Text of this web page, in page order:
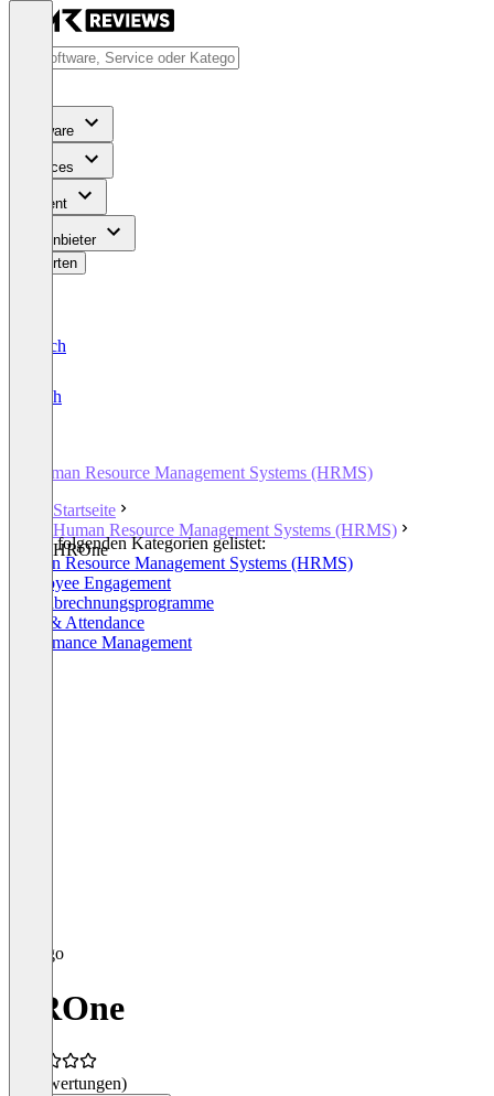
Software
Services
Content
Für Anbieter
Bewerten
Deutsch
English
Human Resource Management Systems (HRMS)
Startseite
Human Resource Management Systems (HRMS)
HROne
In den folgenden Kategorien gelistet:
Human Resource Management Systems (HRMS)
Employee Engagement
Lohnabrechnungsprogramme
Time & Attendance
Performance Management
HROne
(0 Bewertungen)